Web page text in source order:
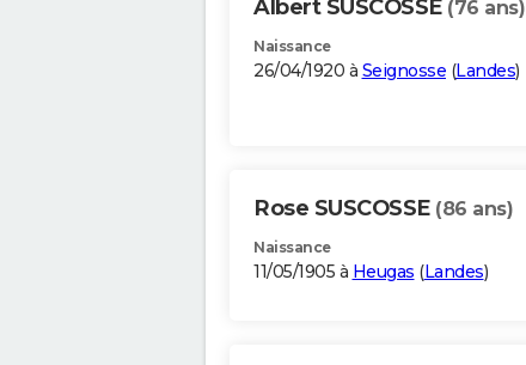
Albert SUSCOSSE (76 ans)
Naissance
26/04/1920 à Seignosse (Landes)
Rose SUSCOSSE (86 ans)
Naissance
11/05/1905 à Heugas (Landes)